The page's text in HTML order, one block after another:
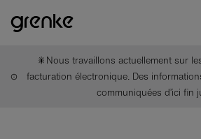
🎇Nous travaillons actuellement sur
facturation électronique. Des
communiquées d’ici fin